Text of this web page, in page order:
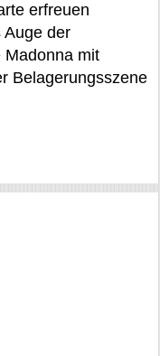
erfreuen
Auge der
Madonna mit
Belagerungsszene